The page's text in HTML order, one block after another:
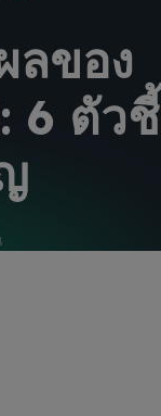
ลของ
6 ตัวชี้